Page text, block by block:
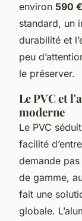
environ 590
standard, un
durabilité et
peu
le préserver.
Le PVC et
moderne
Le PVC
facilité
demande
de gamme,
fait une
globale.